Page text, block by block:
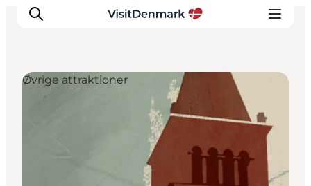
Øvrige attraktioner